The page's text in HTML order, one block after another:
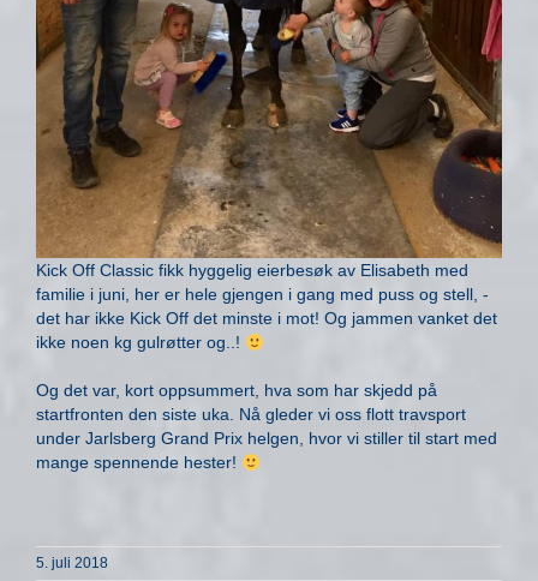
Kick Off Classic fikk hyggelig eierbesøk av Elisabeth med
familie i juni, her er hele gjengen i gang med puss og stell, -
det har ikke Kick Off det minste i mot! Og jammen vanket det
ikke noen kg gulrøtter og..!
Og det var, kort oppsummert, hva som har skjedd på
startfronten den siste uka. Nå gleder vi oss flott travsport
under Jarlsberg Grand Prix helgen, hvor vi stiller til start med
mange spennende hester!
5. juli 2018